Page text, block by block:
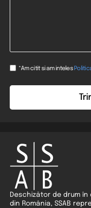
Consent
*Am citit si am inteles
Deschizător de drum
din România, SSAB